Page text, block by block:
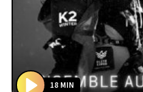
18 MIN